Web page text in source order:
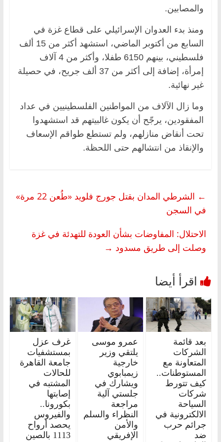
والمصابين.
ومنذ بدء العدوان الإسرائيلي على قطاع غزة في
السابع من أكتوبر الماضي، استشهد أكثر من 15 ألف
فلسطيني، بينهم 6150 طفلا، وأكثر من 4 آلاف
إمرأة، إضافة إلى أكثر من 37 ألف جريح، في حصيلة
غير نهائية.
وما زال الآلاف من المواطنين الفلسطينيين في عداد
المفقودين، يرجّح أن يكون غالبيتهم قد استشهدوا
تحت أنقاض منازلهم، ولم تستطع طواقم الإسعاف
والإنقاذ من انتشالهم حتى اللحظة.
←
الشرطي المدان بقتل جورج فلويد «طُعن 22 مرة»
في السجن
الاحتلال: المفاوضات بشأن العودة للتهدئة في غزة
وصلت إلى طريق مسدود →
بعد قائمة
الشركات
المتعاونة مع
المستوطنات..
كيف تتورط
شركات
السياحة
الالكترونية في
جرائم حرب
ضد
عمرو موسى
يلتقي وزير
خارجية
زيمبابوي
ويشارك في
جلستي آلية
مراجعة
النظراء والسلم
والأمن
الإفريقي
غرف عزل
بمستشفيات
جامعة القاهرة
للحالات
المشتبه في
إصابتها
بكورونا..
والفيروس
يحصد أرواح
1113 بالصين